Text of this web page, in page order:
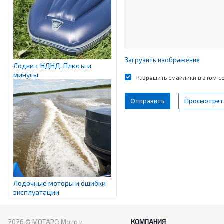
Лодки с НДНД. Плюсы и
минусы.
Лодочные моторы и ошибки
эксплуатации
Загрузить изображение
Разрешить смайлики в этом
2026 © МОТАРС: Мото и КОМПАНИЯ